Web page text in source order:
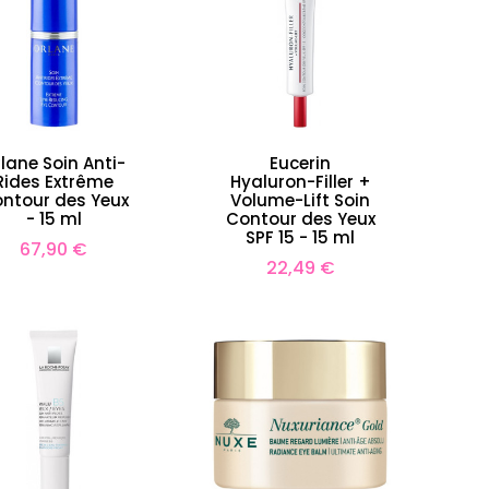
Corps
150 ml
Codage Masque Hydratant
- 50ml
Soin Anti-
Extrême
des Yeux
- 15 ml
Prix
67,90 €
Eucerin
Hyaluron-Filler +
Volume-Lift Soin
Contour des Yeux
SPF 15 - 15 ml
Prix
22,49 €